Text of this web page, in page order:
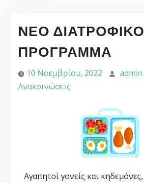
ΝΈΟ ΔΙΑΤΡΟΦΙΚΌ
ΠΡΌΓΡΑΜΜΑ
10 Νοεμβρίου, 2022
admin
Ανακοινώσεις
Αγαπητοί γονείς και κηδεμόνες,